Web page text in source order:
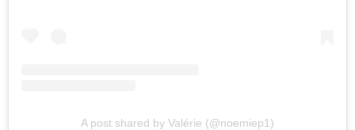
A post shared by Valérie (@noemiep1)